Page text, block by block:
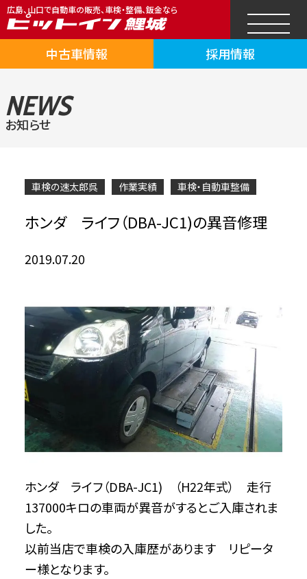
広島、山口で自動車の販売、車検・整備、鈑金なら
中古車情報 採用情報
NEWS
お知らせ
車検の速太郎呉 作業実績 車検・自動車整備
ホンダ ライフ（DBA-JC1)の異音修理
2019.07.20
ホンダ ライフ（DBA-JC1) （H22年式） 走行
137000キロの車両が異音がするとご入庫されま
した。
以前当店で車検の入庫歴があります リピータ
ー様となります。